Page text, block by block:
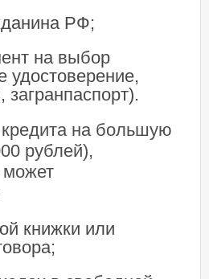
РФ;
на выбор
удостоверение,
на большую
рублей),
может
книжки или